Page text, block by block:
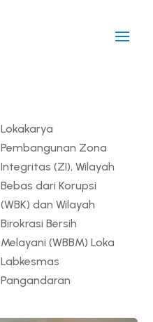
Lokakarya
Pembangunan Zona
Integritas (ZI), Wilayah
Bebas dari Korupsi
(WBK) dan Wilayah
Birokrasi Bersih
Melayani (WBBM) Loka
Labkesmas
Pangandaran